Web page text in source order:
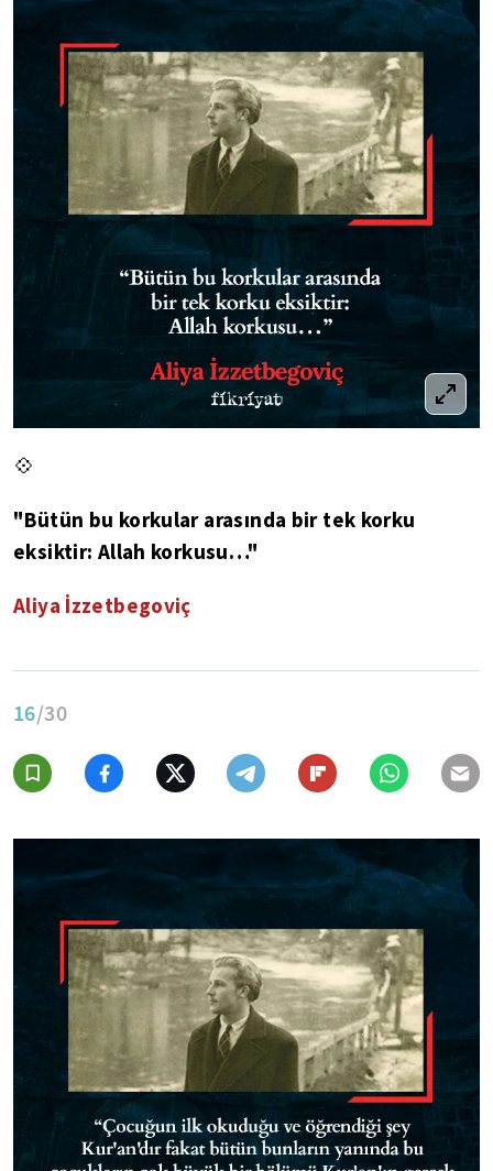
💠
"Bütün bu korkular arasında bir tek korku
eksiktir: Allah korkusu…"
Aliya İzzetbegoviç
16/30